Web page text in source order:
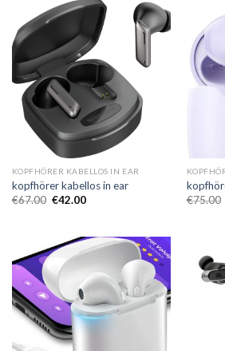
KOPFHÖRER KABELLOS IN EAR
kopfhörer kabellos in ear
€67.00 €42.00
€75.00